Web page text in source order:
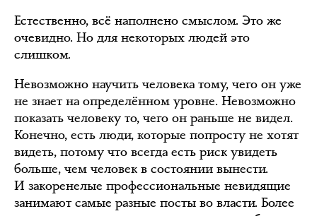
Естественно, всё наполнено смыслом. Это же
очевидно. Но для некоторых людей это
слишком.
Невозможно научить человека тому, чего он уже
не знает на определённом уровне. Невозможно
показать человеку то, чего он раньше не видел.
Конечно, есть люди, которые попросту не хотят
видеть, потому что всегда есть риск увидеть
больше, чем человек в состоянии вынести.
И закоренелые профессиональные невидящие
занимают самые разные посты во власти. Более